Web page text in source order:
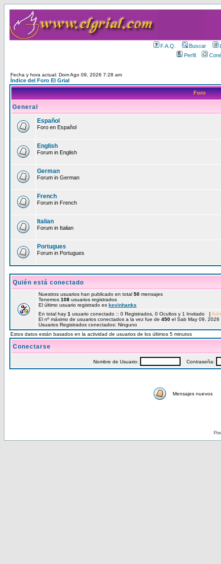
F.A.Q. Buscar
Perfil
Fecha y hora actual: Dom Ago 09, 2026 7:28 am
Índice del Foro El Grial
Foro
General
Español
Foro en Español
English
Forum in English
German
Forum in German
French
Forum in French
Italian
Forum in Italian
Portugues
Forum in Portugues
Quién está conectado
Nuestros usuarios han publicado en total 50 mensajes
Tenemos 108 usuarios registrados
El último usuario registrado es kevinhanks
En total hay 1 usuario conectado :: 0 Registrados, 0 Ocultos y 1 Invitado [
El nº máximo de usuarios conectados a la vez fue de 450 el Sab May 09, 2026
Usuarios Registrados conectados: Ninguno
Estos datos están basados en la actividad de usuarios de los últimos 5 minutos
Conectarse
Nombre de Usuario: Contraseña:
Mensajes nuevos